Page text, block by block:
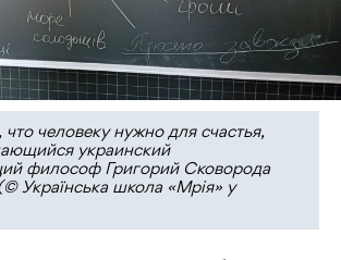
человеку нужно для счастья,
украинский
философ Григорий Сковорода
Українська школа «Мрія» у